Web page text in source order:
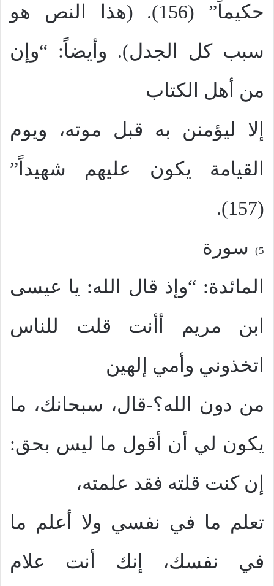
حكيماً” (156). (هذا النص هو
سبب كل الجدل). وأيضاً: “وإن
من أهل الكتاب
إلا ليؤمنن به قبل موته، ويوم
القيامة يكون عليهم شهيداً”
(157).
5)
سورة
المائدة: “وإذ قال الله: يا عيسى
ابن مريم أأنت قلت للناس
اتخذوني وأمي إلهين
من دون الله؟-قال، سبحانك، ما
يكون لي أن أقول ما ليس بحق:
إن كنت قلته فقد علمته،
تعلم ما في نفسي ولا أعلم ما
في نفسك، إنك أنت علام